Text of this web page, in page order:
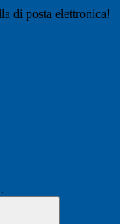
di posta elettronica!